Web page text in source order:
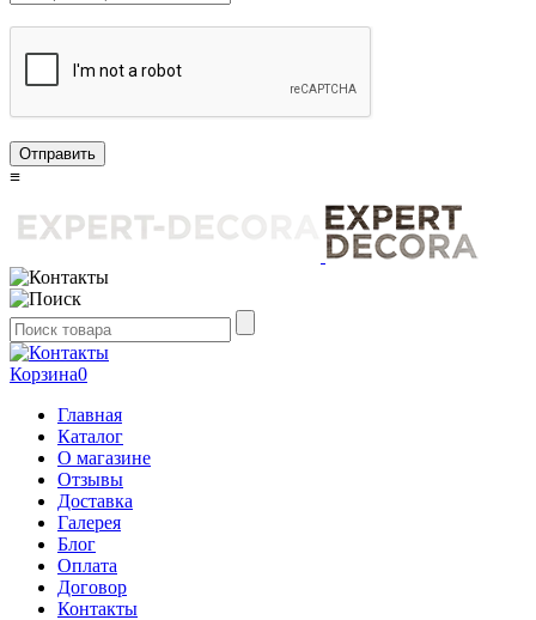
Отправить
≡
Корзина0
Главная
Каталог
О магазине
Отзывы
Доставка
Галерея
Блог
Оплата
Договор
Контакты